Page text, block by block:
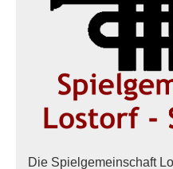
Die Spielgemeinschaft